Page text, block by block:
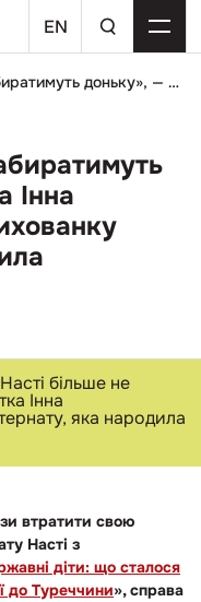
EN
«У Насті більше не забиратимуть доньку», — адвокатка Інна Мірошниченко про вихованку інтернату, яка народила неповнолітньою
Інна
втратити свою
Насті з
діти: що сталося
до Туреччини», справа